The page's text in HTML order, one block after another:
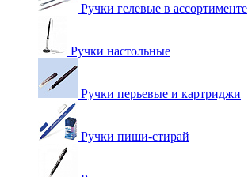
Ручки гелевые в ассортименте
Ручки настольные
Ручки перьевые и картриджи
Ручки пиши-стирай